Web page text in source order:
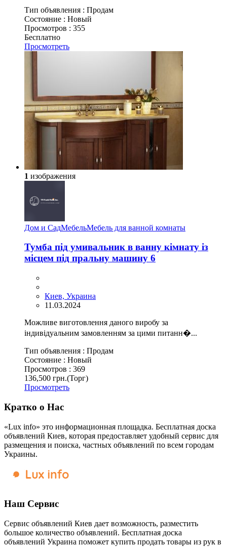
Тип объявления : Продам
Состояние : Новый
Просмотров : 355
Бесплатно
Просмотреть
1 изображения
Дом и СадМебельМебель для ванной комнаты
Тумба під умивальник в ванну кімнату із
місцем під пральну машину 6
Киев, Украина
11.03.2024
Можливе виготовлення даного виробу за
індивідуальним замовленням за цими питанн�...
Тип объявления : Продам
Состояние : Новый
Просмотров : 369
136,500 грн.(Торг)
Просмотреть
Кратко о Нас
«Lux info» это информационная площадка. Бесплатная доска
объявлений Киев, которая предоставляет удобный сервис для
размещения и поиска, частных объявлений по всем городам
Украины.
Наш Сервис
Сервис объявлений Киев дает возможность, разместить
большое количество объявлений. Бесплатная доска
объявлений Украина поможет купить продать товары из рук в